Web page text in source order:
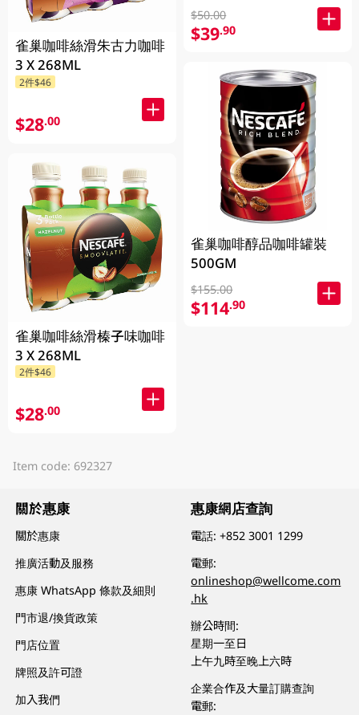
雀巢咖啡絲滑朱古力咖啡
3 X 268ML
2件$46
$28.00
雀巢咖啡絲滑榛子味咖啡
3 X 268ML
2件$46
$28.00
$50.00
$39.90
雀巢咖啡醇品咖啡罐裝
500GM
$155.00
$114.90
Item code: 692327
關於惠康
關於惠康
推廣活動及服務
惠康 WhatsApp 條款及細則
門市退/換貨政策
門店位置
牌照及許可證
加入我們
惠康網店查詢
電話:+852 3001 1299
電郵:
onlineshop@wellcome.com
.hk
辦公時間:
星期一至日
上午九時至晚上六時
企業合作及大量訂購查詢
電郵: